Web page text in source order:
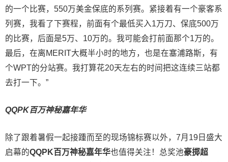
的一个比赛，550万美金保底的系列赛。紧接着有一个豪客系
列赛，我看了下赛程，前面有个最低买入1万刀、保底500万
的比赛，后面是5万、10万的。我可能会打前面那个1万的。
最后，在离MERIT大概半小时的地方，也是在塞浦路斯，有
个WPT的分站赛。我打算花20天左右的时间把这连续三站都
去打一下。”
QQPK百万神秘嘉年华
除了跟着暑假一起接踵而至的现场锦标赛以外，7月19日盛大
启幕的QQPK百万神秘嘉年华也值得关注！总奖池豪掷超